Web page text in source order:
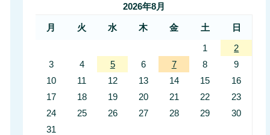
2026年8月
月 火 水 木 金 土
日
1
2
3
4 5 6 7 8
9
10
11 12 13 14 15
16
17
18 19 20 21 22
23
24
25 26 27 28 29
30
31